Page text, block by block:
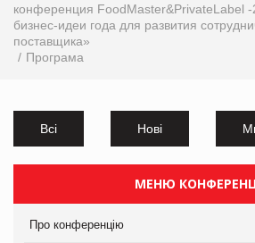
конференция FoodMaster&PrivateLabel
бизнес-идеи года для развития
поставщика»
Програма
Всі Нові
МЕНЮ
Про конференцію